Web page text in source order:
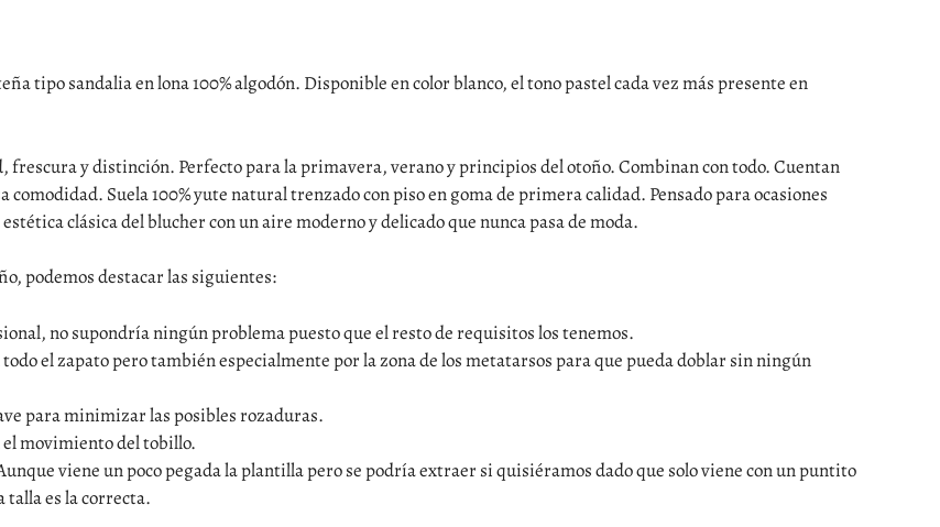
tipo sandalia en lona 100% algodón. Disponible en color blanco, el tono pastel cada vez más presente en
frescura y distinción. Perfecto para la primavera, verano y principios del otoño. Combinan con todo. Cuentan
Suela 100% yute natural trenzado con piso en goma de primera calidad. Pensado para ocasiones
clásica del blucher con un aire moderno y delicado que nunca pasa de moda.
podemos destacar las siguientes:
no supondría ningún problema puesto que el resto de requisitos los tenemos.
el zapato pero también especialmente por la zona de los metatarsos para que pueda doblar sin ningún
para minimizar las posibles rozaduras.
movimiento del tobillo.
viene un poco pegada la plantilla pero se podría extraer si quisiéramos dado que solo viene con un puntito
talla es la correcta.